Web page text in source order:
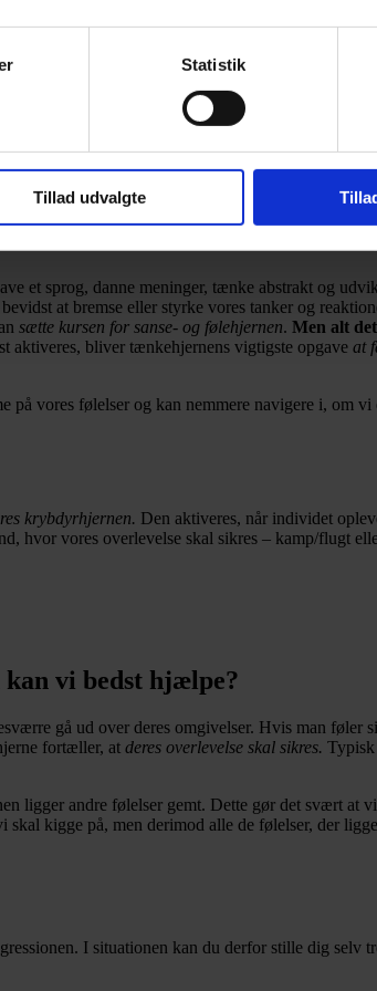
Statistik
Tillad udvalgte
opgave er at sikre vores overlevelse, hvilket
vi når at overveje eller tænke over, om den
kaldes også for
sansehjernen eller reptilhjernen.
samme hjernefunktion. Følehjernen kan
og tage ansvar for andre. Her lever vi os ind i
et sprog, danne meninger, tænke abstrakt og
at bremse eller styrke vores tanker og
sætte kursen for sanse- og følehjernen. Men alt
aktiveres, bliver tænkehjernens vigtigste opgave at
vores følelser og kan nemmere navigere i, om vi
krybdyrhjernen. Den aktiveres, når individet
hvor vores overlevelse skal sikres – kamp/flugt
vi bedst hjælpe?
gå ud over deres omgivelser. Hvis man føler
fortæller, at deres overlevelse skal sikres. Typisk
ligger andre følelser gemt. Dette gør det svært at
kigge på, men derimod alle de følelser, der
I situationen kan du derfor stille dig selv